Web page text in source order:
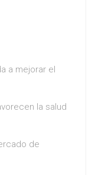
a mejorar el
la salud
de